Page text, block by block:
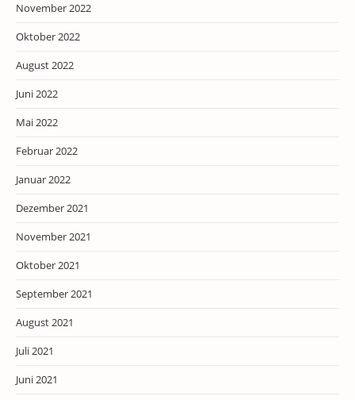
November 2022
Oktober 2022
August 2022
Juni 2022
Mai 2022
Februar 2022
Januar 2022
Dezember 2021
November 2021
Oktober 2021
September 2021
August 2021
Juli 2021
Juni 2021